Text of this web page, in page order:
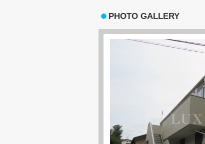
PHOTO GALLERY